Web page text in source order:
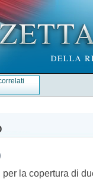
la copertura di